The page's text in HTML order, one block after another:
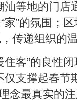
汕等地的门店
”的氛围；
传递组织的
客”的良性
仅支撑起春节
念最真实的